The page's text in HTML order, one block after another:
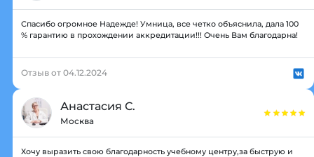
Спасибо огромное Надежде! Умница, все четко объяснила, дала 100
% гарантию в прохождении аккредитации!!! Очень Вам благодарна!
Отзыв от 04.12.2024
Анастасия С.
Москва
Хочу выразить свою благодарность учебному центру,за быструю и